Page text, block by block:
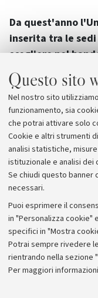
Questo sito
Nel nostro sito
funzionamento, sia
che potrai attivare solo
Cookie e altri strumenti
analisi statistiche,
istituzionale e analisi
Se chiudi questo banner
necessari.
Puoi esprimere il
in "Personalizza cookie"
specifici in "Mostra
Potrai sempre rivedere
rientrando nella sezione
Per maggiori informazioni
Da quest'anno
inserita tra le
scegliere nel
atenei sono molto
Dipartimento di
Straniere di Mosca
Moderne per
con sede a Forlì.